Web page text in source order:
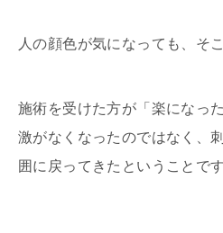
人の顔色が気になっても、そ
施術を受けた方が「楽になっ
激がなくなったのではなく、
囲に戻ってきたということです